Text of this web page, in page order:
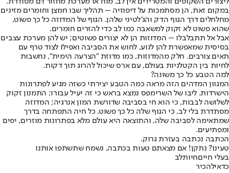
במקום זאת, הן מסתמכות על דיפוזיה – תהליך שבו חמצן וחומרים מזינים
מחלחלים דרך הגוף הדק והג'לטיני שלהן. הגוף של המדוזה כל כך פשוט,
שהוא פשוט לא זקוק למשאבה כמו לב כדי להזרים חומרים.
אבל אל תתבלבלו – המדוזות הן לא יצורים פשוטים; יש להן מערכת עצבים
בסיסית שמאפשרת להן לנוע, לחוש את הסביבה ואפילו לצוד טרף עם
תאים צורבים. חלק מהמדוזות, כמו מדוזת "הצרעה הימית", נחשבות
לחיות בין הקטלניות בעולם, עם ארס שיכול להרוג תוך דקות.
למה הטבע כל כך משונה?
המגוון המדהים הזה מראה כמה הטבע יצירתי כשזה מגיע לפתרונות
הישרדות. ליבו של השרימפס נמצא בראש כי זה יעיל עבורו; התמנון זקוק
לשלושה לבבות, כי הוא חי בסביבה שדורשת המון אנרגיה; המדוזה
מסתדרת בלי לב, כי הגוף שלה כל כך פשוט. כל חיה התפתחה בדרך
שמתאימה לסביבה שלה, והתוצאה היא עולם מלא בפתרונות מוזרים, יפים
ומפתיעים.
הכתבה נכתבה בעזרת גרוק.
טעינו? נתקן! אם מצאתם טעות בכתבה, נשמח שתשתפו אותנו
בעלי חייםחיותלב
כדאילהכיר